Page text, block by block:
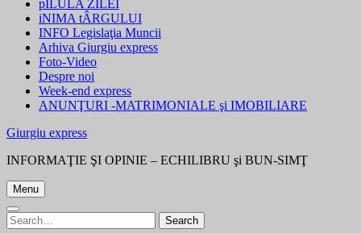
pILULA ZILEI
iNIMA tÂRGULUI
INFO Legislaţia Muncii
Arhiva Giurgiu express
Foto-Video
Despre noi
Week-end express
ANUNŢURI -MATRIMONIALE şi IMOBILIARE
Giurgiu express
INFORMAŢIE ŞI OPINIE – ECHILIBRU şi BUN-SIMŢ
Menu
Search
for:
Search